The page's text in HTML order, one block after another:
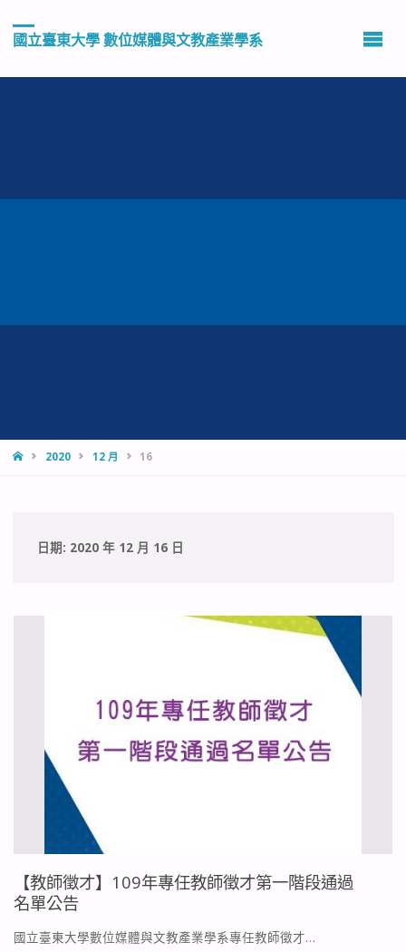
國立臺東大學 數位媒體與文教產業學系
HOME2020 12 月 16
日期: 2020 年 12 月 16 日
【教師徵才】109年專任教師徵才第一階段通過
名單公告
國立臺東大學數位媒體與文教產業學系專任教師徵才…